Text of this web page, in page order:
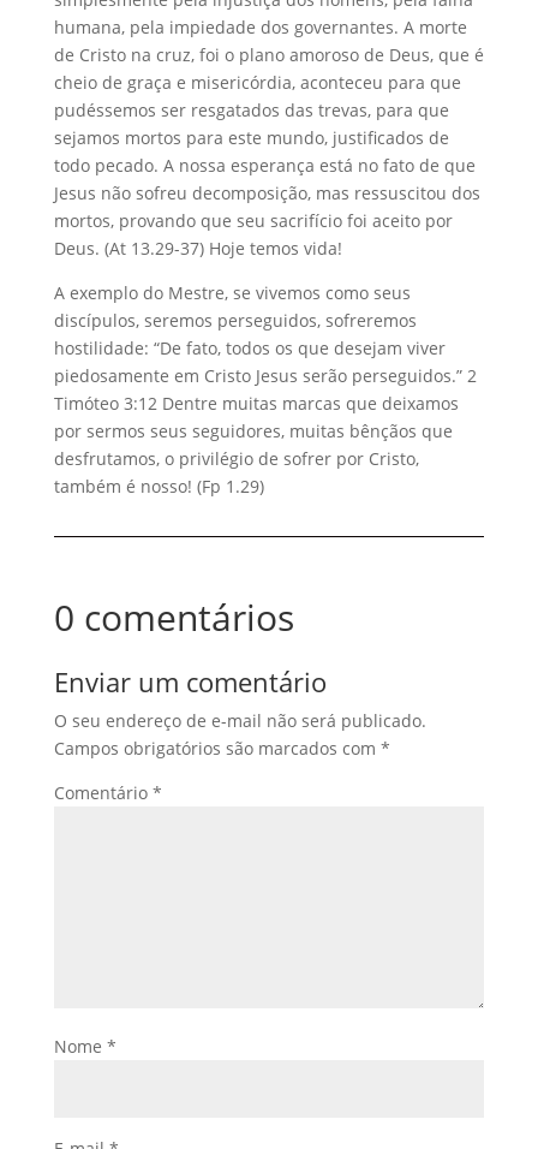
humana, pela impiedade dos governantes. A morte
de Cristo na cruz, foi o plano amoroso de Deus, que é
cheio de graça e misericórdia, aconteceu para que
pudéssemos ser resgatados das trevas, para que
sejamos mortos para este mundo, justificados de
todo pecado. A nossa esperança está no fato de que
Jesus não sofreu decomposição, mas ressuscitou dos
mortos, provando que seu sacrifício foi aceito por
Deus. (At 13.29-37) Hoje temos vida!
A exemplo do Mestre, se vivemos como seus
discípulos, seremos perseguidos, sofreremos
hostilidade: “De fato, todos os que desejam viver
piedosamente em Cristo Jesus serão perseguidos.” 2
Timóteo 3:12 Dentre muitas marcas que deixamos
por sermos seus seguidores, muitas bênçãos que
desfrutamos, o privilégio de sofrer por Cristo,
também é nosso! (Fp 1.29)
0 comentários
Enviar um comentário
O seu endereço de e-mail não será publicado.
Campos obrigatórios são marcados com *
Comentário *
Nome *